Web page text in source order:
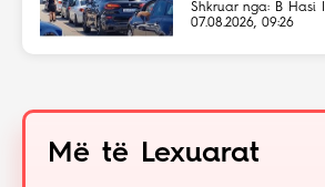
Shkruar nga: B Hasi
07.08.2026, 09:26
Më të Lexuarat